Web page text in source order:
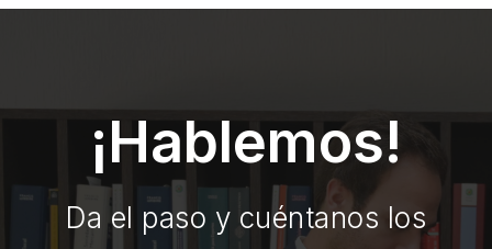
¡Hablemos!
Da el paso y cuéntanos los